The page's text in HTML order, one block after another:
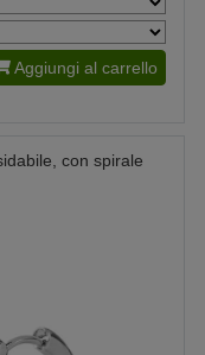
Aggiungi al carrello
con spirale